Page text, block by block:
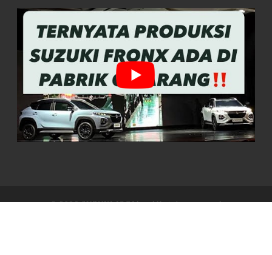
© 2026SUZUKI JOGJA– All rights reserved